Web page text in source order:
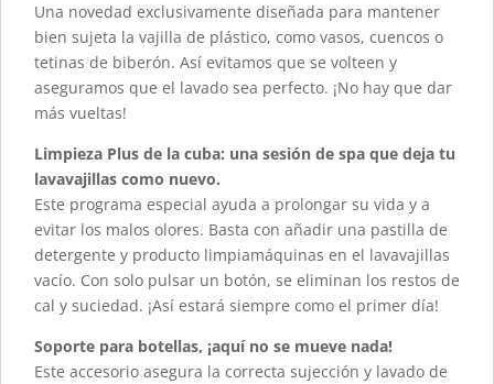
Una novedad exclusivamente diseñada para mantener
bien sujeta la vajilla de plástico, como vasos, cuencos o
tetinas de biberón. Así evitamos que se volteen y
aseguramos que el lavado sea perfecto. ¡No hay que dar
más vueltas!
Limpieza Plus de la cuba: una sesión de spa que deja tu
lavavajillas como nuevo.
Este programa especial ayuda a prolongar su vida y a
evitar los malos olores. Basta con añadir una pastilla de
detergente y producto limpiamáquinas en el lavavajillas
vacío. Con solo pulsar un botón, se eliminan los restos de
cal y suciedad. ¡Así estará siempre como el primer día!
Soporte para botellas, ¡aquí no se mueve nada!
Este accesorio asegura la correcta sujección y lavado de